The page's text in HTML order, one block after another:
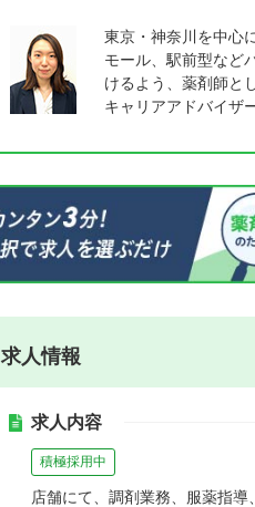
東京・神奈川を中心
モール、駅前型など
けるよう、薬剤師と
キャリアアドバイザ
求人情報
求人内容
積極採用中
店舗にて、調剤業務、服薬指導